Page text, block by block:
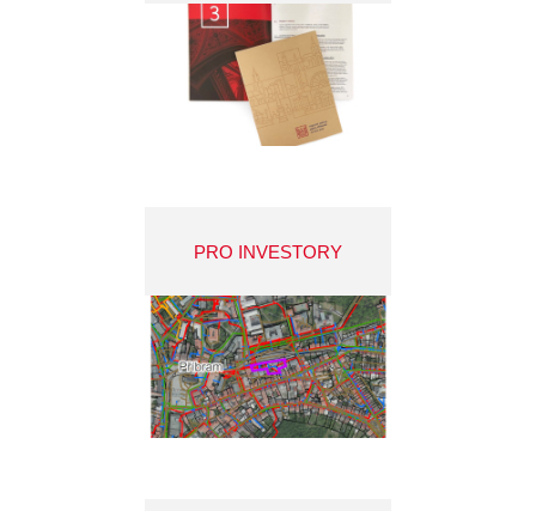
PRO INVESTORY